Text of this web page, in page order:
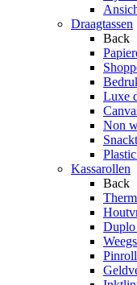
Draagtassen
Back
Luxe
Non
Kassarollen
Back
Duplo